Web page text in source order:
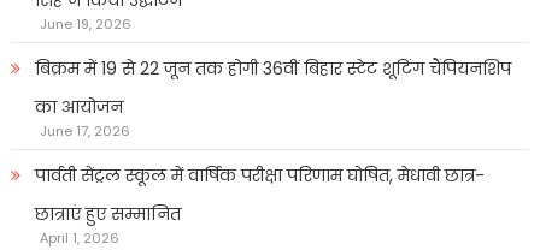
June 19, 2026
बिक्रम में 19 से 22 जून तक होगी 36वीं बिहार स्टेट शूटिंग चैंपियनशिप
का आयोजन
June 17, 2026
पार्वती सेंट्रल स्कूल में वार्षिक परीक्षा परिणाम घोषित, मेधावी छात्र-
छात्राएं हुए सम्मानित
April 1, 2026